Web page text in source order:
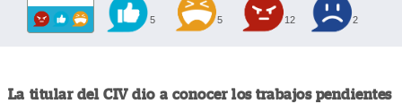
5 5 12 2
La titular del CIV dio a conocer los trabajos pendientes